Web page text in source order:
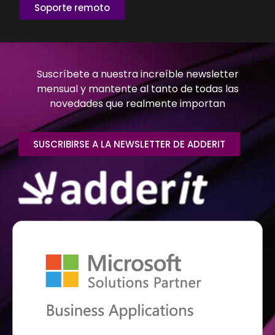
Soporte remoto
Suscríbete a nuestra increíble newsletter
mensual y mantente al tanto de todas las
novedades que realmente importan
SUSCRIBIRSE A LA NEWSLETTER DE ADDERIT